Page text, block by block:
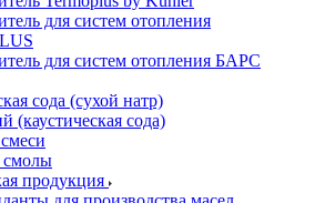
для систем отопления
для систем отопления БАРС
сода (сухой натр)
(каустическая сода)
продукция